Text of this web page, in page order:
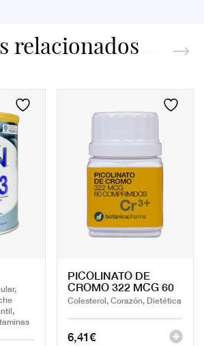
relacionados
PICOLINATO DE
CROMO 322 MCG 60
Colesterol, Corazón, Dietética
6,41€